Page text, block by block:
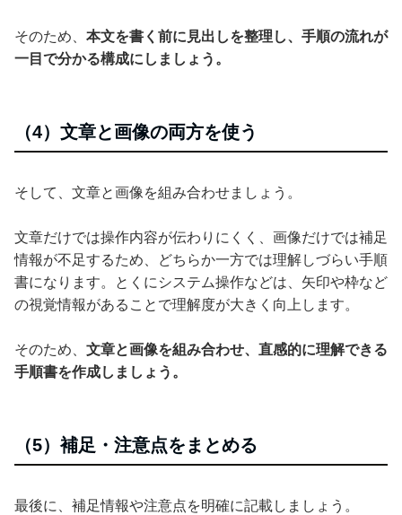
そのため、 本文を書く前に見出しを整理し、手順の流れが
一目で分かる構成にしましょう。
（4）文章と画像の両方を使う
そして、文章と画像を組み合わせましょう。
文章だけでは操作内容が伝わりにくく、画像だけでは補足
情報が不足するため、どちらか一方では理解しづらい手順
書になります。とくにシステム操作などは、矢印や枠など
の視覚情報があることで理解度が大きく向上します。
そのため、 文章と画像を組み合わせ、直感的に理解できる
手順書を作成しましょう。
（5）補足・注意点をまとめる
最後に、補足情報や注意点を明確に記載しましょう。